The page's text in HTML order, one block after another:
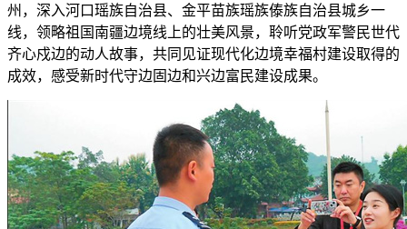
州，深入河口瑶族自治县、金平苗族瑶族傣族自治县城乡一
线，领略祖国南疆边境线上的壮美风景，聆听党政军警民世代
齐心戍边的动人故事，共同见证现代化边境幸福村建设取得的
成效，感受新时代守边固边和兴边富民建设成果。